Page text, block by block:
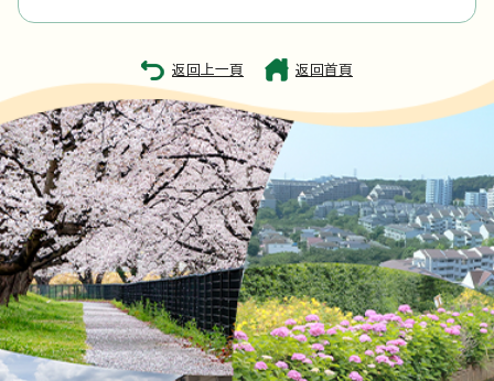
返回上一頁 返回首頁